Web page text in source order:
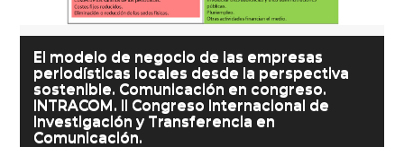
El modelo de negocio de las empresas
periodísticas locales desde la perspectiva
sostenible. Comunicación en congreso.
INTRACOM. II Congreso Internacional de
Investigación y Transferencia en
Comunicación.